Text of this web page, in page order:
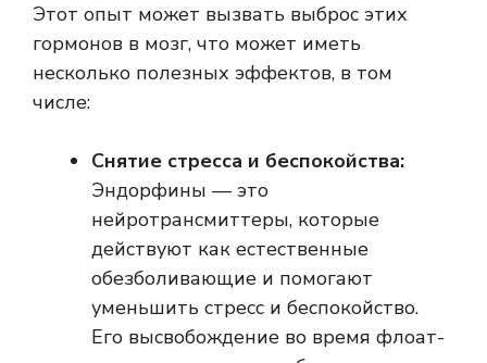
Этот опыт может вызвать выброс этих
гормонов в мозг, что может иметь
несколько полезных эффектов, в том
числе:
Снятие стресса и беспокойства:
Эндорфины — это
нейротрансмиттеры, которые
действуют как естественные
обезболивающие и помогают
уменьшить стресс и беспокойство.
Его высвобождение во время флоат-